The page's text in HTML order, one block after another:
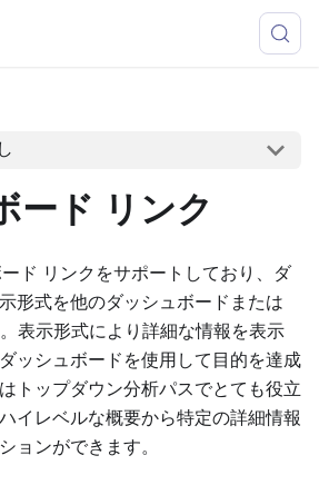
ード リンク
ド リンクをサポートしており、ダ
形式を他のダッシュボードまたは
表示形式により詳細な情報を表示
ッシュボードを使用して目的を達成
トップダウン分析パスでとても役立
イレベルな概要から特定の詳細情報
ョンができます。